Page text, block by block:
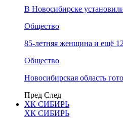
В Новосибирске
Общество
85-летняя женщина и ещё
Общество
Новосибирская область
Пред След
ХК СИБИРЬ
ХК СИБИРЬ